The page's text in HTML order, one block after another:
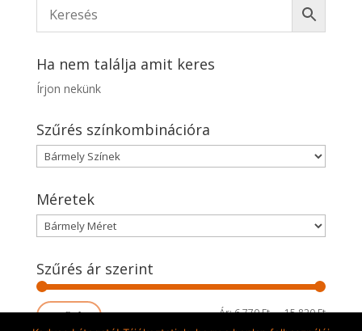
Ha nem találja amit keres
Írjon nekünk
Szűrés színkombinációra
Méretek
Szűrés ár szerint
Min
Max
Szűrés Ár:6.770 Ft—15.820 Ft